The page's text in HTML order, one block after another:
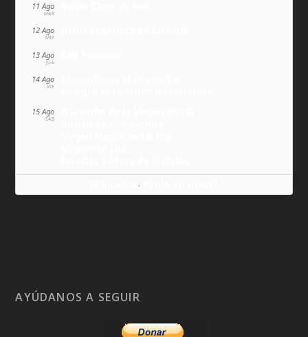
11 Ago
MAR
12 Ago
MIÉ
13 Ago
JUE
14 Ago
VIE
15 Ago
SÁB
·
AYÚDANOS A SEGUIR